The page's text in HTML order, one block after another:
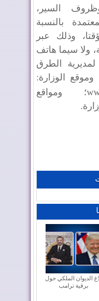
السير،
بالنسبة
وذلك عبر
ولا سيما هاتف
لمديرية الطرق
؛ ومواقع
الديوان الملكي حول
برقية ترامب